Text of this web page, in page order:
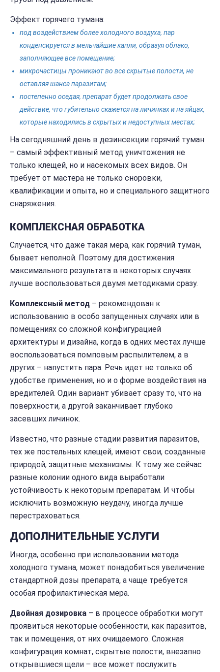
Эффект горячего тумана:
под воздействием более холодного воздуха, пар
конденсируется в мельчайшие капли, образуя облако,
заполняющее все помещение;
микрочастицы проникают во все скрытые полости, не
оставляя шанса паразитам;
постепенно оседая, препарат будет продолжать свое
действие, что губительно скажется на личинках и на яйцах,
которые находились в скрытых и недоступных местах;
На сегодняшний день в дезинсекции горячий туман
– самый эффективный метод уничтожения не
только клещей, но и насекомых всех видов. Он
требует от мастера не только сноровки,
квалификации и опыта, но и специального защитного
снаряжения.
КОМПЛЕКСНАЯ ОБРАБОТКА
Случается, что даже такая мера, как горячий туман,
бывает неполной. Поэтому для достижения
максимального результата в некоторых случаях
лучше воспользоваться двумя методиками сразу.
Комплексный метод – рекомендован к
использованию в особо запущенных случаях или в
помещениях со сложной конфигурацией
архитектуры и дизайна, когда в одних местах лучше
воспользоваться помповым распылителем, а в
других – напустить пара. Речь идет не только об
удобстве применения, но и о форме воздействия на
вредителей. Один вариант убивает сразу то, что на
поверхности, а другой заканчивает глубоко
засевших личинок.
Известно, что разные стадии развития паразитов,
тех же постельных клещей, имеют свои, созданные
природой, защитные механизмы. К тому же сейчас
разные колонии одного вида выработали
устойчивость к некоторым препаратам. И чтобы
исключить возможную неудачу, иногда лучше
перестраховаться.
ДОПОЛНИТЕЛЬНЫЕ УСЛУГИ
Иногда, особенно при использовании метода
холодного тумана, может понадобиться увеличение
стандартной дозы препарата, а чаще требуется
особая профилактическая мера.
Двойная дозировка – в процессе обработки могут
проявиться некоторые особенности, как паразитов,
так и помещения, от них очищаемого. Сложная
конфигурация комнат, скрытые полости, внезапно
открывшиеся щели – все может послужить